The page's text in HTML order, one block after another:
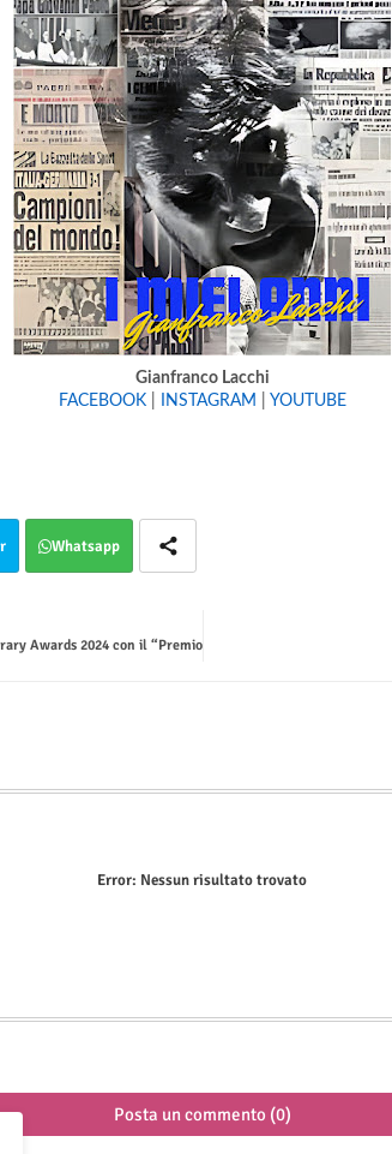
Gianfranco Lacchi
FACEBOOK| INSTAGRAM YOUTUBE
Whatsapp
Awards 2024 con il “Premio
Error: Nessun risultato trovato
Posta un commento (0)